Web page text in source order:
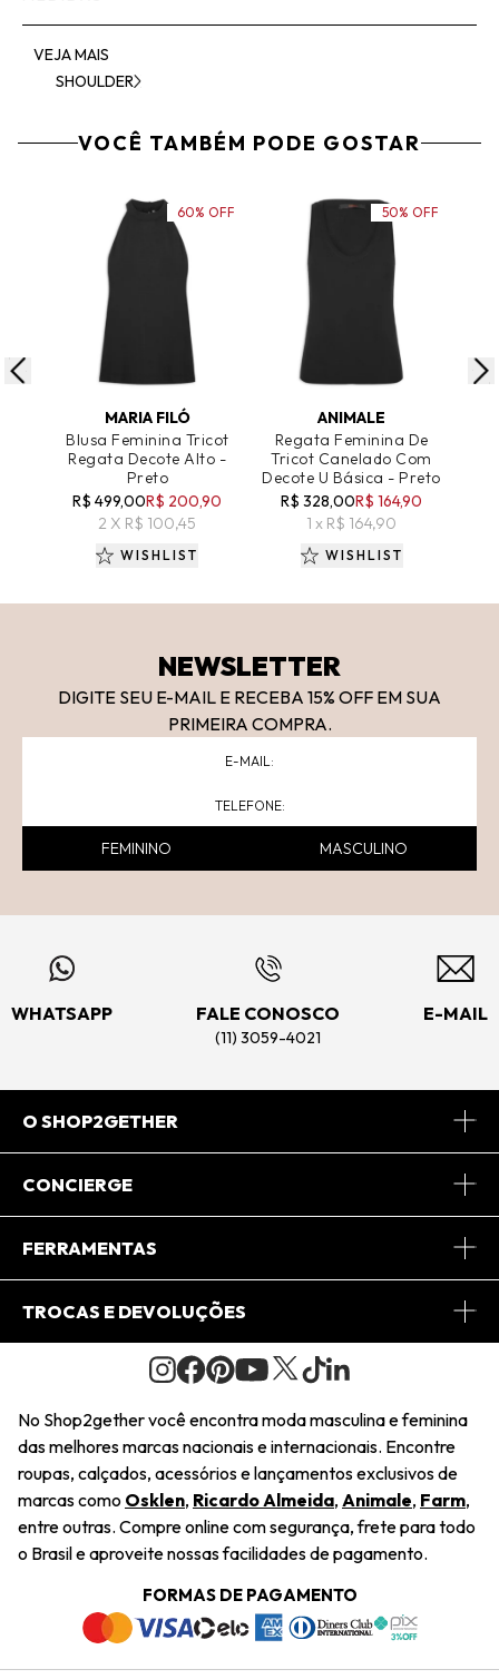
VEJA MAIS
SHOULDER
VOCÊ TAMBÉM PODE GOSTAR
ADICIONAR AO CARRINHO
MARIA FILÓ
Blusa Feminina Tricot
Regata Decote Alto -
Preto
R$ 499,00R$ 200,90
2 X R$ 100,45
60% OFF
WISHLIST
ADICIONAR AO CARRINHO
ANIMALE
Regata Feminina De
Tricot Canelado Com
Decote U Básica - Preto
R$ 328,00R$ 164,90
1 x R$ 164,90
50% OFF
WISHLIST
NEWSLETTER
DIGITE SEU E-MAIL E RECEBA 15% OFF EM SUA
PRIMEIRA COMPRA.
FEMININO MASCULINO
WHATSAPP FALE CONOSCO
(11) 3059-4021
E-MAIL
O SHOP2GETHER
Sobre Nós
Journal
Saiu na Mídia
Sustentabilidade
Navegando
Termos e Condições
Trabalhe Conosco
CONCIERGE
Central de Relacionamento
Regulamento e Promoções
FERRAMENTAS
Minha Conta
Pedido de Presente
Wishlist
TROCAS E DEVOLUÇÕES
Condições Gerais
Troca Fácil
Restituição de Pagamento
Dúvidas Frequentes
Termos e Condições
Política de Privacidade
No Shop2gether você encontra moda masculina e feminina
das melhores marcas nacionais e internacionais. Encontre
roupas, calçados, acessórios e lançamentos exclusivos de
marcas como Osklen, Ricardo Almeida, Animale, Farm,
entre outras. Compre online com segurança, frete para todo
o Brasil e aproveite nossas facilidades de pagamento.
FORMAS DE PAGAMENTO